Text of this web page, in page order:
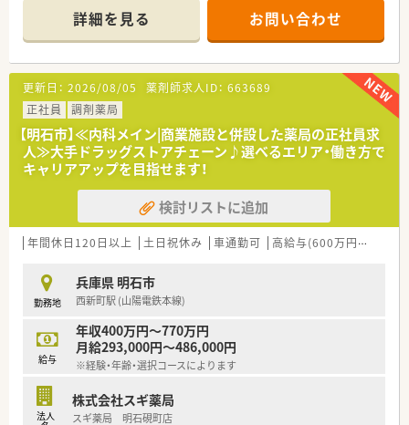
■研修制度は様々なプランがあり、集合研修だけでなく任意で受
講可能な研修も幅広く用意されています
■店舗で活躍する従業員、社外で活躍する従業員、将来経営幹部
となる従業員など、薬剤師として様々な活躍ができるフィールド
を用意されています
■総合薬剤師・調剤薬剤師（土日休み・19時までの勤務）どちらか
の働き方を選択できます
■調剤併設型だけでなく「医療モール・クリニック併設店舗」「敷
地内薬局」「訪問調剤特化型店舗」など様々な店舗を運営してい
ます
■在宅医療にも積極的取り組んでおり「訪問調剤特化型店舗」を
50店舗以上、無菌調剤室は業界最多の51店舗設置しています
■「プラチナくるみん認定企業」「健康経営優良法人2023（大規模
法人部門）認定」等を取得し一人ひとりが働きやすい環境が整備
されています
があるのも特徴です
詳細を見る お問い合わせ
更新日： 2026/08/05 薬剤師求人ID： 663689
正社員
調剤薬局
【明石市】≪内科メイン|商業施設と併設した薬局の正社員求
人≫大手ドラッグストアチェーン♪選べるエリア・働き方で
キャリアアップを目指せます！
検討リストに追加
年間休日120日以上 土日祝休み 車通勤可 高給与(600万円以上)
勤務地
兵庫県 明石市
西新町駅 (山陽電鉄本線)
給与
年収400万円～770万円
月給293,000円～486,000円
※経験・年齢・選択コースによります
法人
株式会社スギ薬局
スギ薬局 明石硯町店